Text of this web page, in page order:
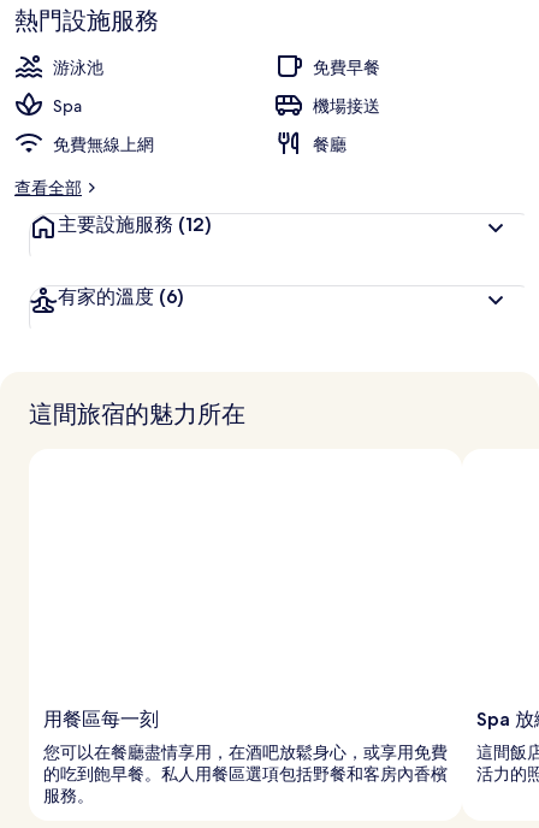
10，
深
受
客
喜
熱門設施服務
游泳池
免費早餐
Spa
機場接送
免費無線上網
餐廳
查看全部
主要設施服務 (12)
有家的溫度 (6)
這間旅宿的魅力所在
用餐區每一刻
您可以在餐廳盡情享用，在酒吧放鬆身心，或享用免費
的吃到飽早餐。私人用餐區選項包括野餐和客房內香檳
服務。
Spa 放
這間飯
活力的